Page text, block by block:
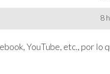
8
YouTube, etc., por lo